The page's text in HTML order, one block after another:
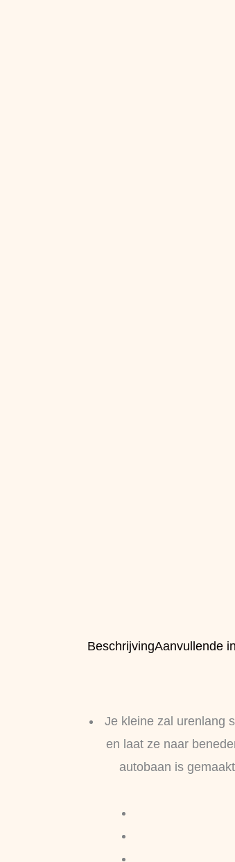
BeschrijvingAanvullende
Je kleine zal urenlang
en laat ze naar
autobaan is